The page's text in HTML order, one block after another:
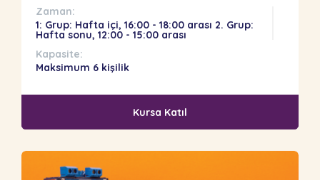
Zaman:
1: Grup: Hafta içi, 16:00 - 18:00 arası 2. Grup:
Hafta sonu, 12:00 - 15:00 arası
Kapasite:
Maksimum 6 kişilik
Kursa Katıl